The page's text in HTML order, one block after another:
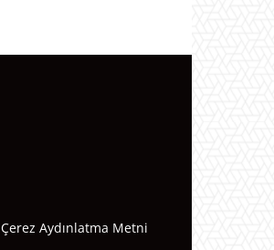
Çerez Aydınlatma Metni